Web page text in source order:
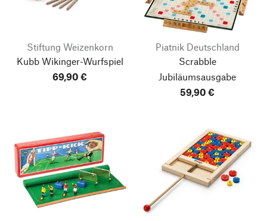
Stiftung Weizenkorn
Kubb Wikinger-Wurfspiel
69,90 €
Piatnik Deutschland
Scrabble
Jubiläumsausgabe
59,90 €